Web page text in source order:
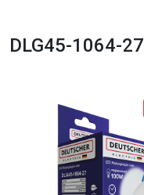
DLG45-1064-27